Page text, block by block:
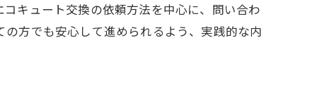
キュート交換の依頼方法を中心に、問い合わ
方でも安心して進められるよう、実践的な内